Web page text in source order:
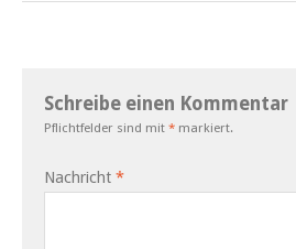
Schreibe einen Kommentar
Pflichtfelder sind mit * markiert.
Nachricht *